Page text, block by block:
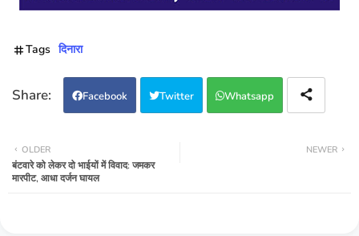
Tags दिनारा
Facebook Twitter Whatsapp
NEWER
OLDER
बंटवारे को लेकर दो भाईयों में विवाद: जमकर
मारपीट, आधा दर्जन घायल